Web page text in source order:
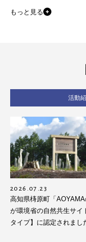
もっと見る
活動
2026.07.23
高知県梼原町「AOYAMA
が環境省の自然共生サイ
タイプ】に認定されまし